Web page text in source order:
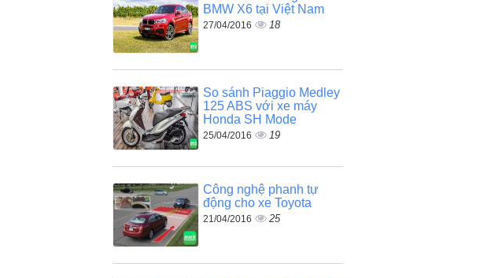
BMW X6 tại Việt Nam
27/04/2016 18
So sánh Piaggio Medley
125 ABS với xe máy
Honda SH Mode
25/04/2016 19
Công nghệ phanh tự
động cho xe Toyota
21/04/2016 25